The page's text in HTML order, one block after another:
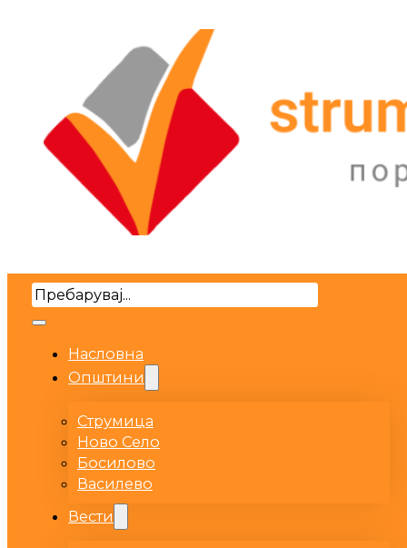
Search
Насловна
Општини
Струмица
Ново Село
Босилово
Василево
Вести